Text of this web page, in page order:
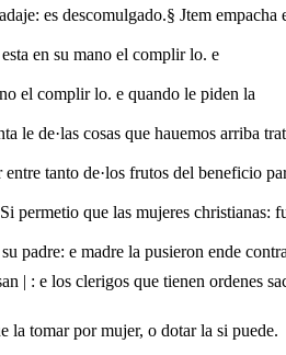
es descomulgado.§ Jtem
en su mano el complir lo. e
el complir lo. e quando le piden la
de·las cosas que hauemos arriba
tanto de·los frutos del beneficio
permetio que las mujeres christianas:
padre: e madre la pusieron ende
| : e los clerigos que tienen ordenes
la tomar por mujer, o dotar la si puede.